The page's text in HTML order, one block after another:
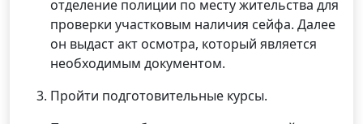
отделение полиции по месту жительства для
проверки участковым наличия сейфа. Далее
он выдаст акт осмотра, который является
необходимым документом.
Пройти подготовительные курсы.